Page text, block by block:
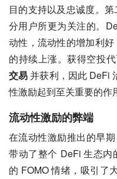
目的支持以及忠诚度。
分用户所更为关注的。
动性，流动性的增加利
的持续上涨。获得空投
交易 并获利，因此 DeFi
性激励起到至关重要的作
流动性激励的弊端
在流动性激励推出的早
带动了整个 DeFi 生态
的 FOMO 情绪，吸引了